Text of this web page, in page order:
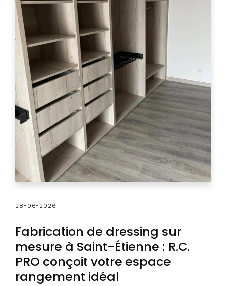
28-06-2026
Fabrication de dressing sur
mesure à Saint-Étienne : R.C.
PRO conçoit votre espace
rangement idéal